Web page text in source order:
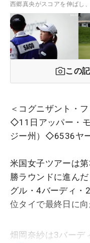
西郷真央がスコアを伸ばし
この
＜コグニザント・
◇11日アッパー・
ジー州）◇6536ヤ
米国女子ツアーは
勝ラウンドに進ん
グル・4バーディ・
位タイで最終日に向
畑岡奈紗は3バーデ